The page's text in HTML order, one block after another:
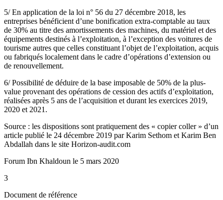
5/ En application de la loi n° 56 du 27 décembre 2018, les
entreprises bénéficient d’une bonification extra-comptable au taux
de 30% au titre des amortissements des machines, du matériel et des
équipements destinés à l’exploitation, à l’exception des voitures de
tourisme autres que celles constituant l’objet de l’exploitation, acquis
ou fabriqués localement dans le cadre d’opérations d’extension ou
de renouvellement.
6/ Possibilité de déduire de la base imposable de 50% de la plus-
value provenant des opérations de cession des actifs d’exploitation,
réalisées après 5 ans de l’acquisition et durant les exercices 2019,
2020 et 2021.
Source : les dispositions sont pratiquement des « copier coller » d’un
article publié le 24 décembre 2019 par Karim Sethom et Karim Ben
Abdallah dans le site Horizon-audit.com
Forum Ibn Khaldoun le 5 mars 2020
3
Document de référence